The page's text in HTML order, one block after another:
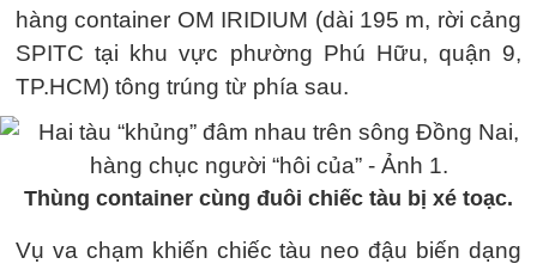
hàng container OM IRIDIUM (dài 195 m, rời cảng
SPITC tại khu vực phường Phú Hữu, quận 9,
TP.HCM) tông trúng từ phía sau.
Thùng container cùng đuôi chiếc tàu bị xé toạc.
Vụ va chạm khiến chiếc tàu neo đậu biến dạng